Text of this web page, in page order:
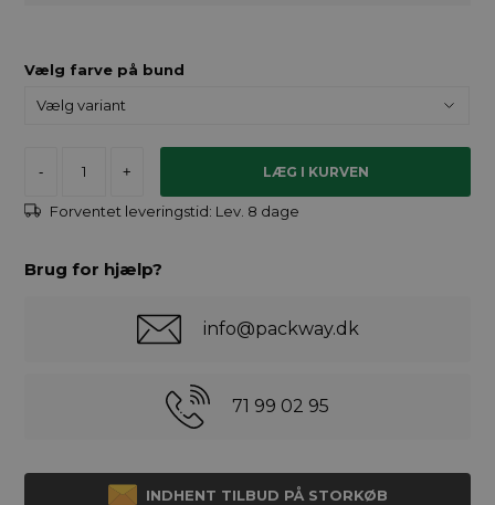
Vælg farve på bund
- +
Forventet leveringstid: Lev. 8 dage
Brug for hjælp?
info@packway.dk
71 99 02 95
INDHENT TILBUD PÅ STORKØB